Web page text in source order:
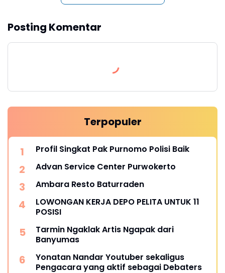
Posting Komentar
Terpopuler
Profil Singkat Pak Purnomo Polisi Baik
Advan Service Center Purwokerto
Ambara Resto Baturraden
LOWONGAN KERJA DEPO PELITA UNTUK 11
POSISI
Tarmin Ngaklak Artis Ngapak dari
Banyumas
Yonatan Nandar Youtuber sekaligus
Pengacara yang aktif sebagai Debaters